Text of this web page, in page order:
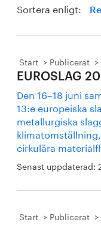
Sortera enligt:
Start Publicerat
EUROSLAG
Den 16–18 juni
13:e europeiska
metallurgiska
cirkulära
Senast uppdaterad:
Start Publicerat